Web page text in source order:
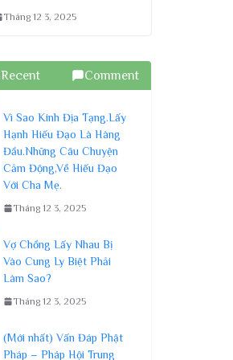
Tháng 12 3, 2025
Recent Comment
Vì Sao Kinh Địa Tạng.Lấy
Hạnh Hiếu Đạo Là Hàng
Đầu.Những Câu Chuyện
Cảm Động,Về Hiếu Đạo
Với Cha Mẹ.
Tháng 12 3, 2025
Vợ Chồng Lấy Nhau Bị
Vào Cung Ly Biệt Phải
Làm Sao?
Tháng 12 3, 2025
(Mới nhất) Vấn Đáp Phật
Pháp – Pháp Hội Trung